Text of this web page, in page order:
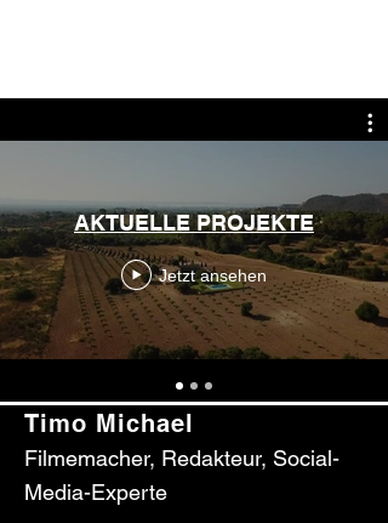
AKTUELLE PROJEKTE
Jetzt ansehen
Timo Michael
Filmemacher, Redakteur, Social-
Media-Experte